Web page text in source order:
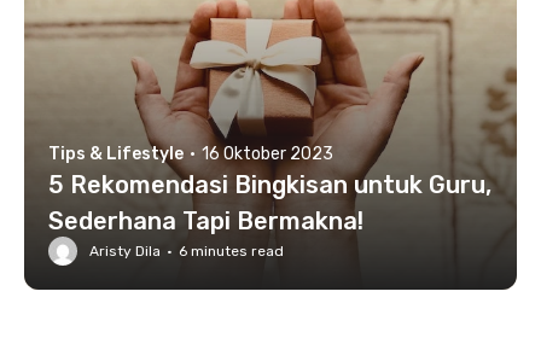
Tips & Lifestyle · 16 Oktober 2023
5 Rekomendasi Bingkisan untuk Guru,
Sederhana Tapi Bermakna!
Aristy Dila · 6 minutes read